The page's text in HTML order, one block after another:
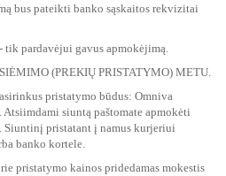
bus pateikti banko sąskaitos rekvizitai
tik pardavėjui gavus apmokėjimą.
(PREKIŲ PRISTATYMO) METU.
pristatymo būdus: Omniva
Atsiimdami siuntą paštomate apmokėti
Siuntinį pristatant į namus kurjeriui
banko kortele.
pristatymo kainos pridedamas mokestis